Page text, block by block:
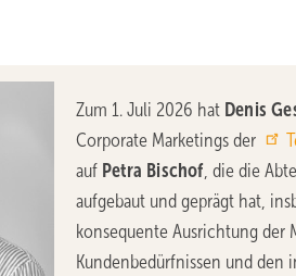
Zum 1. Juli 2026 hat Denis
Corporate Marketings der
auf Petra Bischof, die die
aufgebaut und geprägt hat,
konsequente Ausrichtung der
Kundenbedürfnissen und den